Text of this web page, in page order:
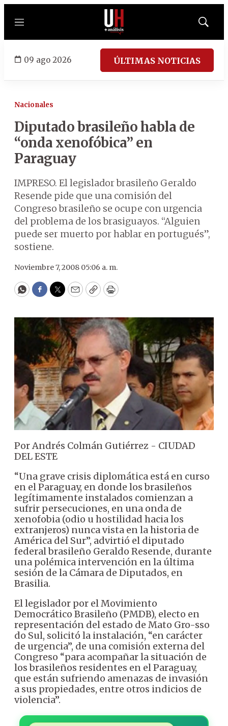
Menú
Mostrar
09 ago 2026 ÚLTIMAS NOTICIAS
Nacionales
Diputado brasileño habla de
“onda xenofóbica” en
Paraguay
IMPRESO. El legislador brasileño Geraldo
Resende pide que una comisión del
Congreso brasileño se ocupe con urgencia
del problema de los brasiguayos. “Alguien
puede ser muerto por hablar en portugués”,
sostiene.
Noviembre 7, 2008 05:06 a. m.
WhatsApp
Facebook
Twitter
EmailCopyPrint
Por Andrés Colmán Gutiérrez - CIUDAD
DEL ESTE
“Una grave crisis diplomática está en curso
en el Paraguay, en donde los brasileños
legítimamente instalados comienzan a
sufrir persecuciones, en una onda de
xenofobia (odio u hostilidad hacia los
extranjeros) nunca vista en la historia de
América del Sur”, advirtió el diputado
federal brasileño Geraldo Resende, durante
una polémica intervención en la última
sesión de la Cámara de Diputados, en
Brasilia.
El legislador por el Movimiento
Democrático Brasileño (PMDB), electo en
representación del estado de Mato Gro-sso
do Sul, solicitó la instalación, “en carácter
de urgencia”, de una comisión externa del
Congreso “para acompañar la situación de
los brasileños residentes en el Paraguay,
que están sufriendo amenazas de invasión
a sus propiedades, entre otros indicios de
violencia”.